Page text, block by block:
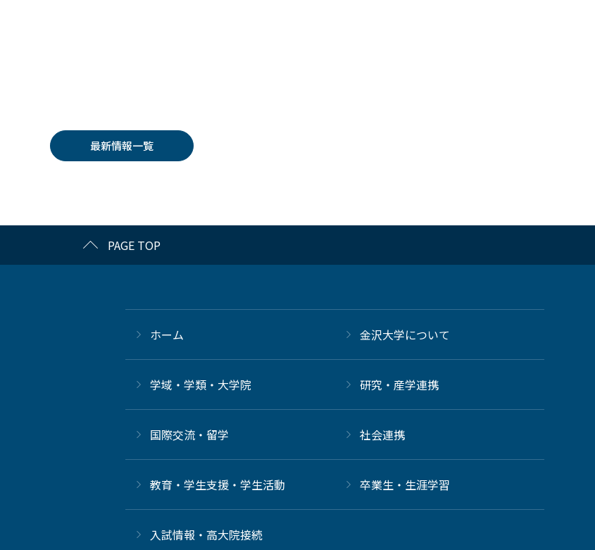
最新情報一覧
PAGE TOP
ホーム 金沢大学について
学域・学類・大学院 研究・産学連携
国際交流・留学 社会連携
教育・学生支援・学生活動 卒業生・生涯学習
⼊試情報・高大院接続